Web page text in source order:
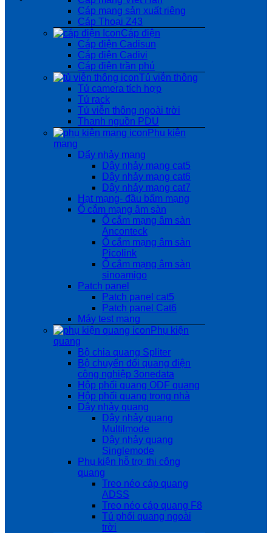
Cáp mạng sản xuất riêng
Cáp Thoại Z43
Cáp điện
Cáp điện Cadisun
Cáp điện Cadivi
Cáp điện trần phú
Tủ viễn thông
Tủ camera tích hợp
Tủ rack
Tủ viễn thông ngoài trời
Thanh nguồn PDU
Phụ kiện
mạng
Dẩy nhảy mạng
Dây nhảy mạng cat5
Dây nhảy mạng cat6
Dây nhảy mạng cat7
Hạt mạng- đầu bấm mạng
Ổ cắm mạng âm sàn
Ổ cắm mạng âm sàn
Anconteck
Ổ cắm mạng âm sàn
Picolink
Ổ cắm mạng âm sàn
sinoamigo
Patch panel
Patch panel cat5
Patch panel Cat6
Máy test mạng
Phụ kiện
quang
Bộ chia quang Spliter
Bộ chuyển đổi quang điện
công nghiệp 3onedata
Hộp phối quang ODF quang
Hộp phối quang trong nhà
Dây nhảy quang
Dây nhảy quang
Multilmode
Dây nhảy quang
Singlemode
Phụ kiện hỗ trợ thi công
quang
Treo néo cáp quang
ADSS
Treo néo cáp quang F8
Tủ phối quang ngoài
trời